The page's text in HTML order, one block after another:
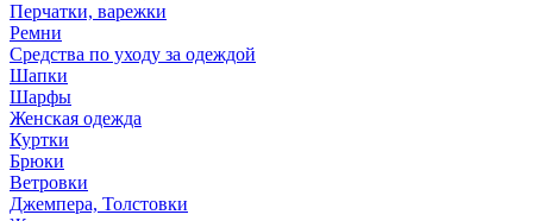
Перчатки, варежки
Ремни
Средства по уходу за одеждой
Шапки
Шарфы
Женская одежда
Куртки
Брюки
Ветровки
Джемпера, Толстовки